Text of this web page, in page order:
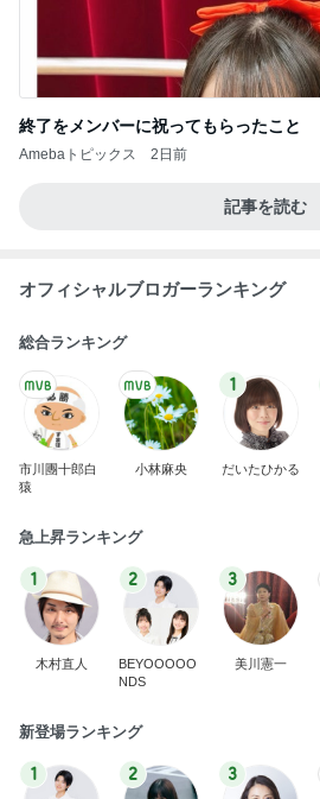
終了をメンバーに祝ってもらったこと
Amebaトピックス 2日前
記事を読む
オフィシャルブロガーランキング
総合ランキング
市川團十郎白
猿
小林麻央
1
だいたひかる
急上昇ランキング
1
木村直人
2
BEYOOOOO
NDS
3
美川憲一
新登場ランキング
1 2 3